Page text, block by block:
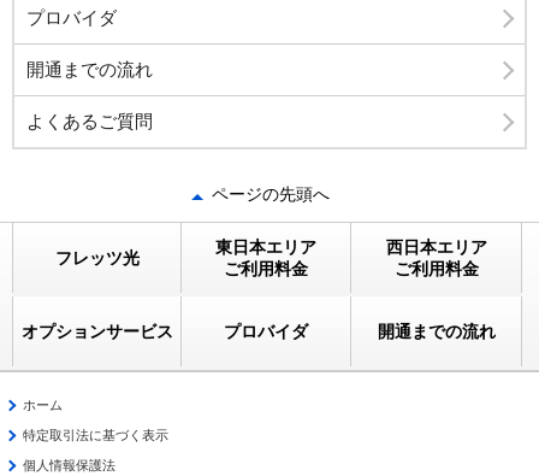
プロバイダ
開通までの流れ
よくあるご質問
ページの先頭へ
フレッツ光
東日本エリア
ご利用料金
西日本エリア
ご利用料金
オプションサービス プロバイダ 開通までの流れ
ホーム
特定取引法に基づく表示
個人情報保護法